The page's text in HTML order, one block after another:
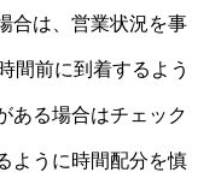
合は、営業状況を事
間前に到着するよう
ある場合はチェック
ように時間配分を慎